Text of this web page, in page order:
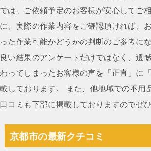
ー
シ
ョ
ン
では、ご依頼予定のお客様が安心してご
に、実際の作業内容をご確認頂ければ、
った作業可能かどうかの判断のご参考に
良い結果のアンケートだけではなく、遺
わってしまったお客様の声を「正直」に
載しております。 また、他地域での不用
口コミも下部に掲載しておりますのでぜ
京都市の最新クチコミ